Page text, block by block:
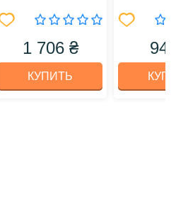
1 706 ₴
КУПИТЬ